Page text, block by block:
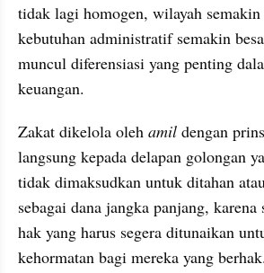
tidak lagi homogen, wilayah
kebutuhan administratif semakin
muncul diferensiasi yang penting
keuangan.
Zakat dikelola oleh amil dengan
langsung kepada delapan golongan
tidak dimaksudkan untuk ditahan
sebagai dana jangka panjang, karena
hak yang harus segera ditunaikan
kehormatan bagi mereka yang berhak.